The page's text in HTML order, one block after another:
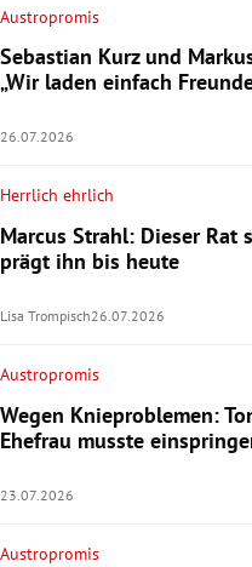
Austropromis
Sebastian Kurz und
„Wir laden einfach
26.07.2026
Herrlich ehrlich
Marcus Strahl: Dieser Rat
prägt ihn bis heute
Lisa Trompisch26.07.2026
Austropromis
Wegen Knieproblemen:
Ehefrau musste
23.07.2026
Austropromis